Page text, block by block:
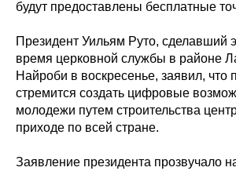
будут предоставлены бесплатные
Президент Уильям Руто, сделавший
время церковной службы в районе
Найроби в воскресенье, заявил, что
стремится создать цифровые
молодежи путем строительства
приходе по всей стране.
Заявление президента прозвучало